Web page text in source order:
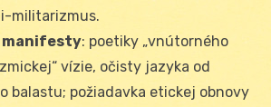
militarizmus.
manifesty: poetiky „vnútorného
vízie, očisty jazyka od
balastu; požiadavka etickej obnovy